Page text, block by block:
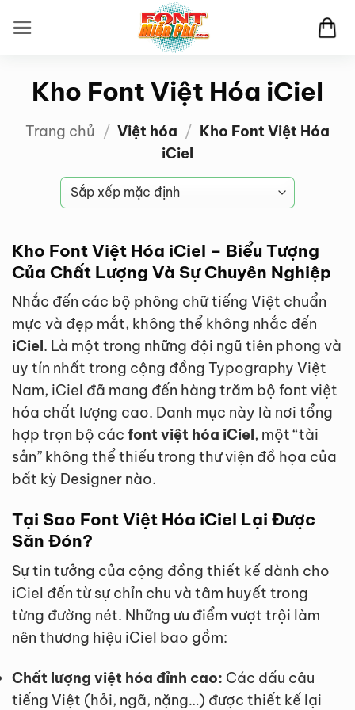
qua
nội
Kho Font Việt Hóa iCiel
Trang chủ / Việt hóa / Kho Font Việt Hóa
iCiel
Kho Font Việt Hóa iCiel – Biểu Tượng
Của Chất Lượng Và Sự Chuyên Nghiệp
Nhắc đến các bộ phông chữ tiếng Việt chuẩn
mực và đẹp mắt, không thể không nhắc đến
iCiel. Là một trong những đội ngũ tiên phong và
uy tín nhất trong cộng đồng Typography Việt
Nam, iCiel đã mang đến hàng trăm bộ font việt
hóa chất lượng cao. Danh mục này là nơi tổng
hợp trọn bộ các font việt hóa iCiel, một “tài
sản” không thể thiếu trong thư viện đồ họa của
bất kỳ Designer nào.
Tại Sao Font Việt Hóa iCiel Lại Được
Săn Đón?
Sự tin tưởng của cộng đồng thiết kế dành cho
iCiel đến từ sự chỉn chu và tâm huyết trong
từng đường nét. Những ưu điểm vượt trội làm
nên thương hiệu iCiel bao gồm:
Chất lượng việt hóa đỉnh cao: Các dấu câu
tiếng Việt (hỏi, ngã, nặng…) được thiết kế lại